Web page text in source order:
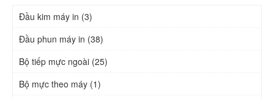
Đầu kim máy in (3)
Đầu phun máy in (38)
Bộ tiếp mực ngoài (25)
Bộ mực theo máy (1)